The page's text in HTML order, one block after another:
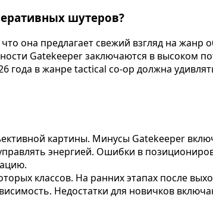
шутеров?
она предлагает свежий взгляд на
Gatekeeper заключаются в высоком
в жанре tactical co-op должна
картины. Минусы Gatekeeper
энергией. Ошибки в
классов. На ранних этапах после
Недостатки для новичков